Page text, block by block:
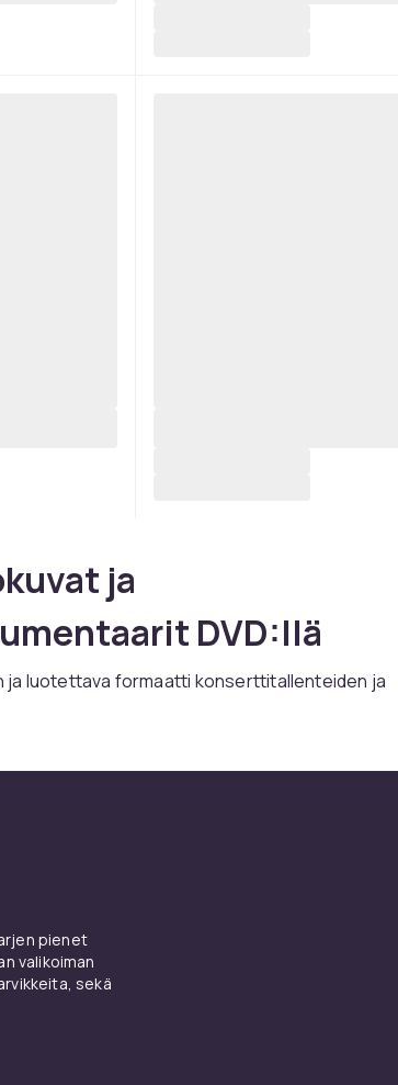
ja
DVD:llä
ja luotettava formaatti konserttitallenteiden ja
lempiesitystesi katsomisen milloin
valikoimasta löydät varmasti jotakin. Musiikki
suosikkiartistien esityksistä.
uteliaalle
pienet
valikoiman
sekä